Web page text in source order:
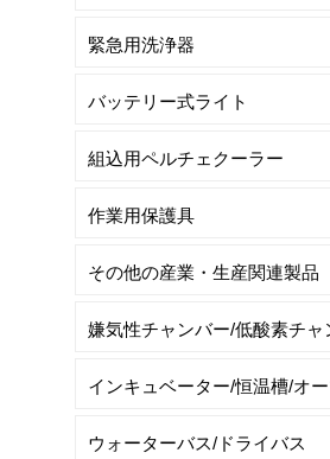
緊急用洗浄器
バッテリー式ライト
組込用ペルチェクーラー
作業用保護具
その他の産業・生産関連製品
嫌気性チャンバー/低酸素チャ
インキュベーター/恒温槽/オ
ウォーターバス/ドライバス